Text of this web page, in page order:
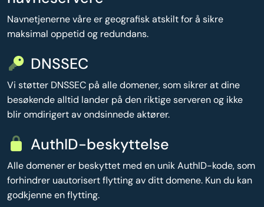
Navnetjenerne våre er geografisk atskilt for å sikre
maksimal oppetid og redundans.
DNSSEC
Vi støtter DNSSEC på alle domener, som sikrer at dine
besøkende alltid lander på den riktige serveren og ikke
blir omdirigert av ondsinnede aktører.
AuthID-beskyttelse
Alle domener er beskyttet med en unik AuthID-kode, som
forhindrer uautorisert flytting av ditt domene. Kun du kan
godkjenne en flytting.